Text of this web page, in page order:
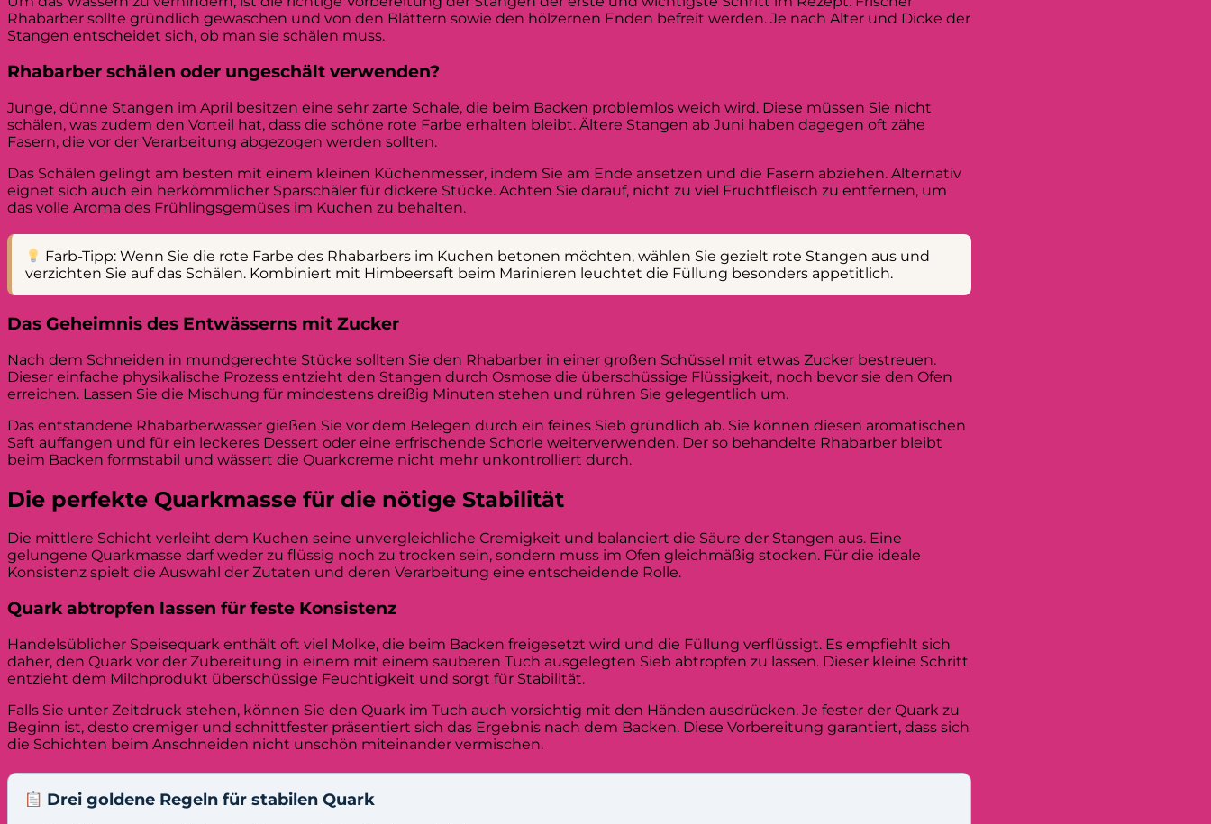
Rhabarber sollte gründlich gewaschen und von den Blättern sowie den hölzernen Enden befreit werden. Je nach Alter und Dicke der
Stangen entscheidet sich, ob man sie schälen muss.
Rhabarber schälen oder ungeschält verwenden?
Junge, dünne Stangen im April besitzen eine sehr zarte Schale, die beim Backen problemlos weich wird. Diese müssen Sie nicht
schälen, was zudem den Vorteil hat, dass die schöne rote Farbe erhalten bleibt. Ältere Stangen ab Juni haben dagegen oft zähe
Fasern, die vor der Verarbeitung abgezogen werden sollten.
Das Schälen gelingt am besten mit einem kleinen Küchenmesser, indem Sie am Ende ansetzen und die Fasern abziehen. Alternativ
eignet sich auch ein herkömmlicher Sparschäler für dickere Stücke. Achten Sie darauf, nicht zu viel Fruchtfleisch zu entfernen, um
das volle Aroma des Frühlingsgemüses im Kuchen zu behalten.
Farb-Tipp: Wenn Sie die rote Farbe des Rhabarbers im Kuchen betonen möchten, wählen Sie gezielt rote Stangen aus und
verzichten Sie auf das Schälen. Kombiniert mit Himbeersaft beim Marinieren leuchtet die Füllung besonders appetitlich.
Das Geheimnis des Entwässerns mit Zucker
Nach dem Schneiden in mundgerechte Stücke sollten Sie den Rhabarber in einer großen Schüssel mit etwas Zucker bestreuen.
Dieser einfache physikalische Prozess entzieht den Stangen durch Osmose die überschüssige Flüssigkeit, noch bevor sie den Ofen
erreichen. Lassen Sie die Mischung für mindestens dreißig Minuten stehen und rühren Sie gelegentlich um.
Das entstandene Rhabarberwasser gießen Sie vor dem Belegen durch ein feines Sieb gründlich ab. Sie können diesen aromatischen
Saft auffangen und für ein leckeres Dessert oder eine erfrischende Schorle weiterverwenden. Der so behandelte Rhabarber bleibt
beim Backen formstabil und wässert die Quarkcreme nicht mehr unkontrolliert durch.
Die perfekte Quarkmasse für die nötige Stabilität
Die mittlere Schicht verleiht dem Kuchen seine unvergleichliche Cremigkeit und balanciert die Säure der Stangen aus. Eine
gelungene Quarkmasse darf weder zu flüssig noch zu trocken sein, sondern muss im Ofen gleichmäßig stocken. Für die ideale
Konsistenz spielt die Auswahl der Zutaten und deren Verarbeitung eine entscheidende Rolle.
Quark abtropfen lassen für feste Konsistenz
Handelsüblicher Speisequark enthält oft viel Molke, die beim Backen freigesetzt wird und die Füllung verflüssigt. Es empfiehlt sich
daher, den Quark vor der Zubereitung in einem mit einem sauberen Tuch ausgelegten Sieb abtropfen zu lassen. Dieser kleine Schritt
entzieht dem Milchprodukt überschüssige Feuchtigkeit und sorgt für Stabilität.
Falls Sie unter Zeitdruck stehen, können Sie den Quark im Tuch auch vorsichtig mit den Händen ausdrücken. Je fester der Quark zu
Beginn ist, desto cremiger und schnittfester präsentiert sich das Ergebnis nach dem Backen. Diese Vorbereitung garantiert, dass sich
die Schichten beim Anschneiden nicht unschön miteinander vermischen.
Drei goldene Regeln für stabilen Quark